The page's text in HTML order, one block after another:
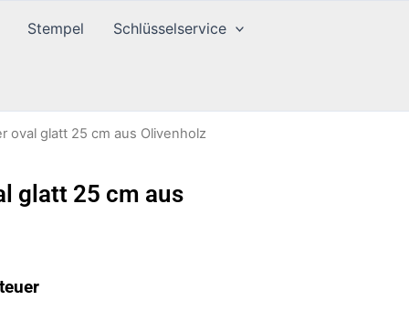
Stempel Schlüsselservice
oval glatt 25 cm aus Olivenholz
glatt 25 cm aus